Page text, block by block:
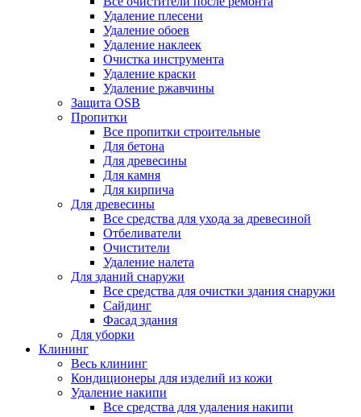
Удаление плесени
Удаление обоев
Удаление наклеек
Очистка инструмента
Удаление краски
Удаление ржавчины
Защита OSB
Пропитки
Все пропитки строительные
Для бетона
Для древесины
Для камня
Для кирпича
Для древесины
Все средства для ухода за древесиной
Отбеливатели
Очистители
Удаление налета
Для зданий снаружи
Все средства для очистки здания снаружи
Сайдинг
Фасад здания
Для уборки
Клининг
Весь клининг
Кондиционеры для изделий из кожи
Удаление накипи
Все средства для удаления накипи